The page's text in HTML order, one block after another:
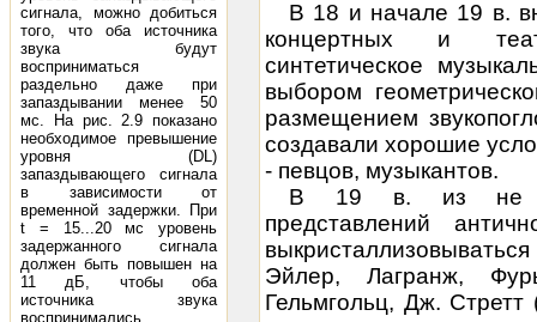
сигнала, можно добиться
того, что оба источника
звука будут
восприниматься
раздельно даже при
запаздывании менее 50
мс. На рис. 2.9 показано
необходимое превышение
уровня (DL)
запаздывающего сигнала
в зависимости от
временной задержки. При
t = 15...20 мс уровень
задержанного сигнала
должен быть повышен на
11 дБ, чтобы оба
источника звука
воспринимались
В 18 и начале 19 в.
концертных и
синтетическое
выбором
размещением
создавали хорошие
- певцов, музыкантов.
В 19 в. из не
представлений
Эйлер, Лагранж,
Гельмгольц, Дж. Стретт